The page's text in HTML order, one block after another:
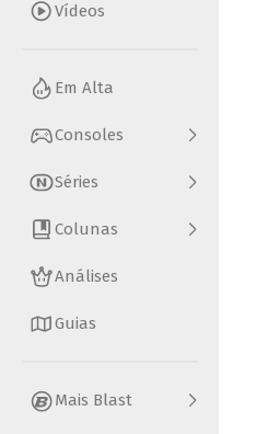
Vídeos
Em Alta
Consoles
Séries
Colunas
Análises
Guias
Mais Blast